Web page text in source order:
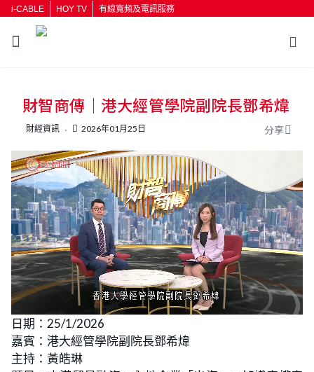
i-CABLE HOY TV 有線寬頻及電訊服務
按輸入鍵開始搜尋
財智商傳｜港大經管學院副院長鄧希煒
財經資訊 2026年01月25日 分享
n
m
t
e
o
a
d
e
d
日期：25/1/2026
嘉賓：港大經管學院副院長鄧希煒
主持：黃皓琳